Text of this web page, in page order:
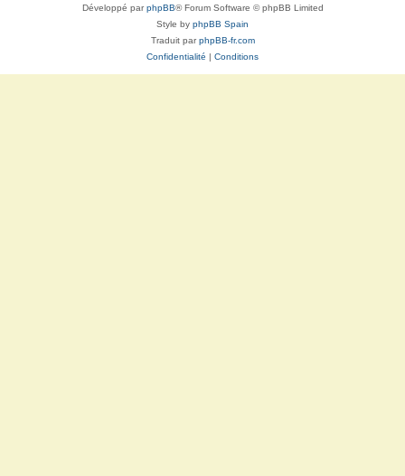
Développé parphpBB® Forum Software © phpBB Limited
Style by phpBB Spain
Traduit parphpBB-fr.com
Confidentialité | Conditions